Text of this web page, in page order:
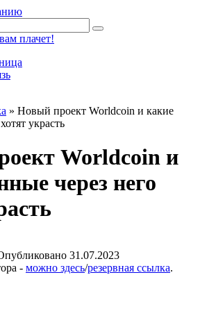
» Новый проект Worldcoin и какие
украсть
Worldcoin и
через него
31.07.2023
- можно здесь/резервная ссылка.